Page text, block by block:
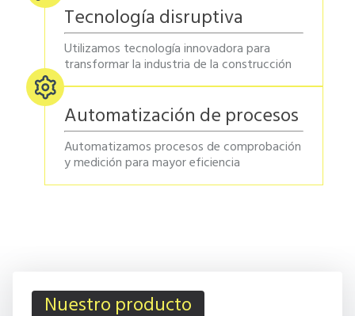
Tecnología disruptiva
Utilizamos tecnología innovadora para
transformar la industria de la construcción
Automatización de procesos
Automatizamos procesos de comprobación
y medición para mayor eficiencia
Nuestro producto